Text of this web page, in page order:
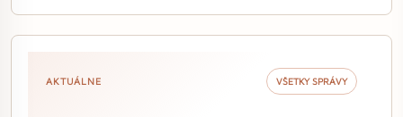
AKTUÁLNE VŠETKY SPRÁVY